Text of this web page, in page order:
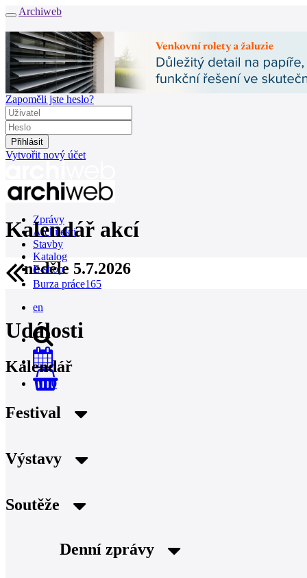
Archiweb
Zapoměli jste heslo?
Vytvořit nový účet
Zprávy
Architekti
Stavby
Katalog
E-shop
Burza práce165
en
0
Kalendář akcí
neděle 5.7.2026
Události
Kalendář
Festival
Výstavy
Soutěže
Denní zprávy